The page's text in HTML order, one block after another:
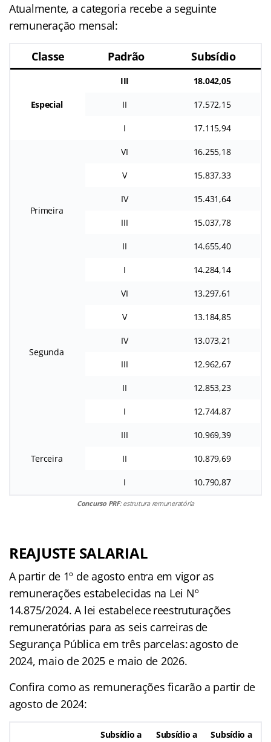
Atualmente, a categoria recebe a seguinte
remuneração mensal:
Classe Padrão Subsídio
Especial
III 18.042,05
II 17.572,15
I 17.115,94
Primeira
VI 16.255,18
V 15.837,33
IV 15.431,64
III 15.037,78
II 14.655,40
I 14.284,14
Segunda
VI 13.297,61
V 13.184,85
IV 13.073,21
III 12.962,67
II 12.853,23
I 12.744,87
Terceira
III 10.969,39
II 10.879,69
I 10.790,87
Concurso PRF: estrutura remuneratória
REAJUSTE SALARIAL
A partir de 1º de agosto entra em vigor as
remunerações estabelecidas na Lei Nº
14.875/2024. A lei estabelece reestruturações
remuneratórias para as seis carreiras de
Segurança Pública em três parcelas: agosto de
2024, maio de 2025 e maio de 2026.
Confira como as remunerações ficarão a partir de
agosto de 2024:
Subsídio a
Subsídio a
Subsídio a